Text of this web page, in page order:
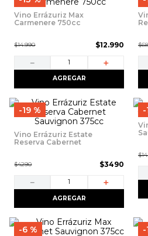
4.
jagermeister
5.
.
jack daniels
whisky
8.
ron
packs
10. vino
Vino Errázuriz Max
Carmenere 750cc
$14.990 $12.990
＋
－
AGREGAR
$
19 %
Vino Errázuriz Estate
Reserva Cabernet
$4290 $3490
＋
－
AGREGAR
$14.
6 %